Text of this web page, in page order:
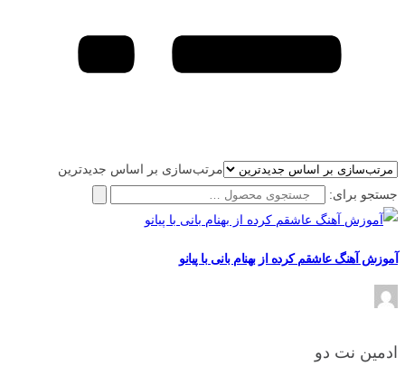
مرتب‌سازی بر اساس جدیدترین
جستجو برای:
آموزش آهنگ عاشقم کرده از بهنام بانی با پیانو
ادمین نت دو